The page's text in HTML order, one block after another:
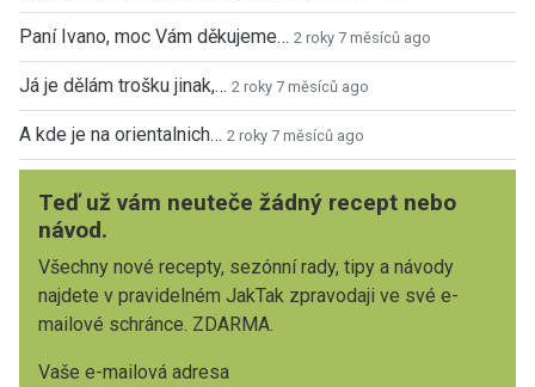
Paní Ivano, moc Vám děkujeme… 2 roky 7 měsíců ago
Já je dělám trošku jinak,… 2 roky 7 měsíců ago
A kde je na orientalnich… 2 roky 7 měsíců ago
Teď už vám neuteče žádný recept nebo
návod.
Všechny nové recepty, sezónní rady, tipy a návody
najdete v pravidelném JakTak zpravodaji ve své e-
mailové schránce. ZDARMA.
Vaše e-mailová adresa